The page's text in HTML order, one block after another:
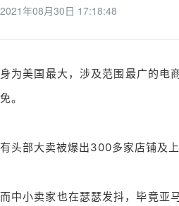
2021年08月30日 17:18:48
身为美国最大，涉及范围最广的电
免。
有头部大卖被爆出300多家店铺及
而中小卖家也在瑟瑟发抖，毕竟亚